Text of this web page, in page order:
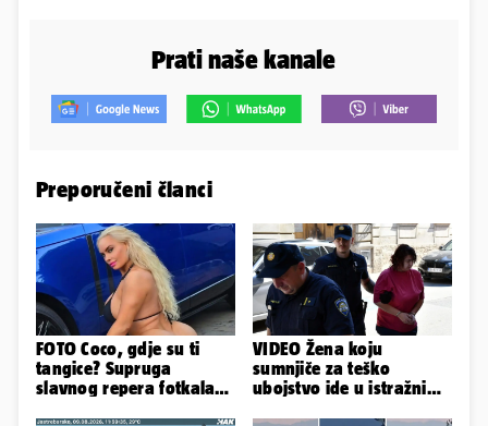
Prati naše kanale
Preporučeni članci
FOTO Coco, gdje su ti
tangice? Supruga
slavnog repera fotkala
VIDEO Žena koju
sumnjiče za teško
ubojstvo ide u istražni